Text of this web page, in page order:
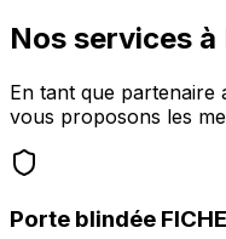
Nos services à
En tant que partenaire
vous proposons les
Porte blindée